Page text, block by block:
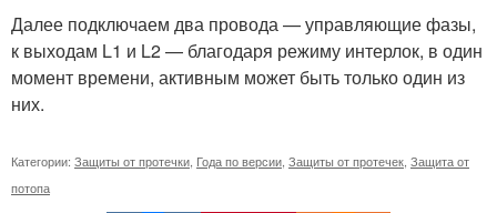
Далее подключаем два провода — управляющие фазы,
к выходам L1 и L2 — благодаря режиму интерлок, в один
момент времени, активным может быть только один из
них.
Категории: Защиты от протечки Года по версии Защиты от протечек Защита от
потопа